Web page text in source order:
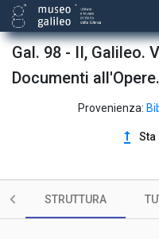
Gal. 98 - II, Galileo.
Documenti all'Opere.
Provenienza:
upgrade Sta
STRUTTURA